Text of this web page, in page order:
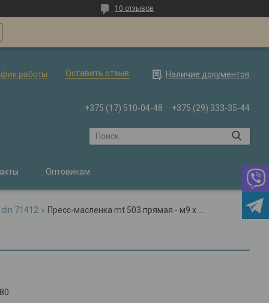
10 отзывов
работы Оставить отзыв Наличие документов
+375 (17) 510-04-48 +375 (29) 333-35-44
Оптовикам
71412